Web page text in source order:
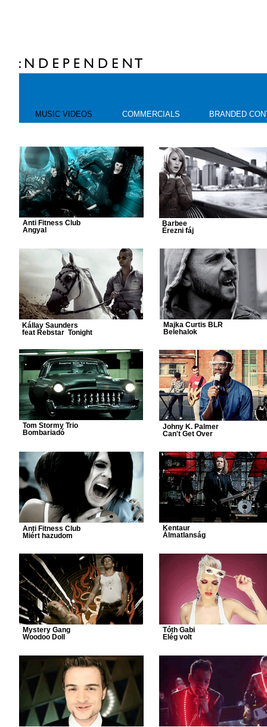
MUSIC VIDEOS COMMERCIALS BRANDED
Anti Fitness Club
Angyal
Barbee
Érezni fáj
Kállay Saunders
feat Rebstar Tonight
Majka Curtis BLR
Belehalok
Tom Stormy Trio
Bombariadó
Johny K. Palmer
Can't Get Over
Anti Fitness Club
Miért hazudom
Kentaur
Álmatlanság
Mystery Gang
Woodoo Doll
Tóth Gabi
Elég volt